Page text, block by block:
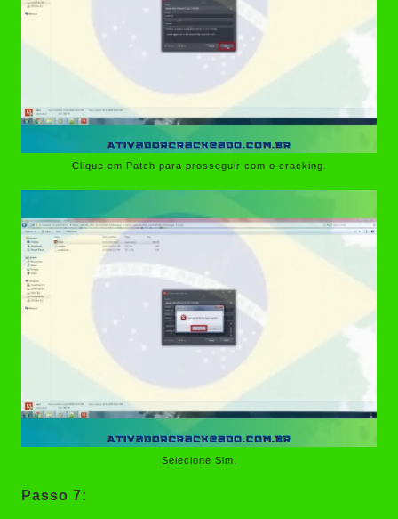
Clique em Patch para prosseguir com o cracking.
Selecione Sim.
Passo 7: